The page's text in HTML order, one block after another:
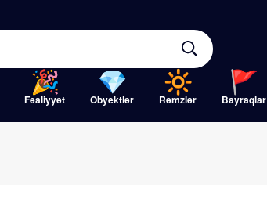
Fəaliyyət Obyektlər Rəmzlər Bayraqlar